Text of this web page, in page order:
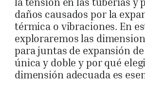
daños causados por la
térmica o vibraciones. En
exploraremos las
para juntas de expansión
única y doble y por qué
dimensión adecuada es